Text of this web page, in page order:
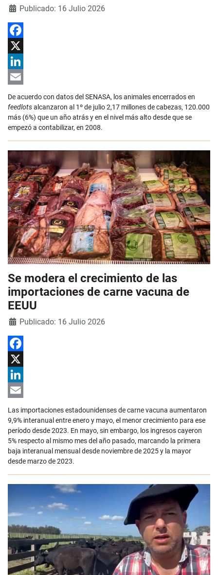
DetallesPublicado: 16 Julio 2026
Facebook
X
LinkedIn
De acuerdo con datos del SENASA, los animales encerrados en
feedlotsalcanzaron al 1º de julio 2,17 millones de cabezas, 120.000
más (6%) que un año atrás y en el nivel más alto desde que se
empezó a contabilizar, en 2008.
Se modera el crecimiento de las
importaciones de carne vacuna de
EEUU
DetallesPublicado: 16 Julio 2026
Facebook
X
LinkedIn
Email
Las importaciones estadounidenses de carne vacuna aumentaron
9,9% interanual entre enero y mayo, el menor crecimiento para ese
período desde 2023. En mayo, sin embargo, los ingresos cayeron
5% respecto al mismo mes del año pasado, marcando la primera
baja interanual mensual desde noviembre de 2025 y la mayor
desde marzo de 2023.